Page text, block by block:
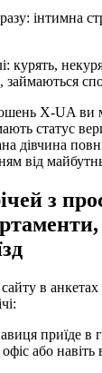
інтимна
курять,
займаються
X-UA ви
статус
дівчина
від
з
в
приїде в
або навіть